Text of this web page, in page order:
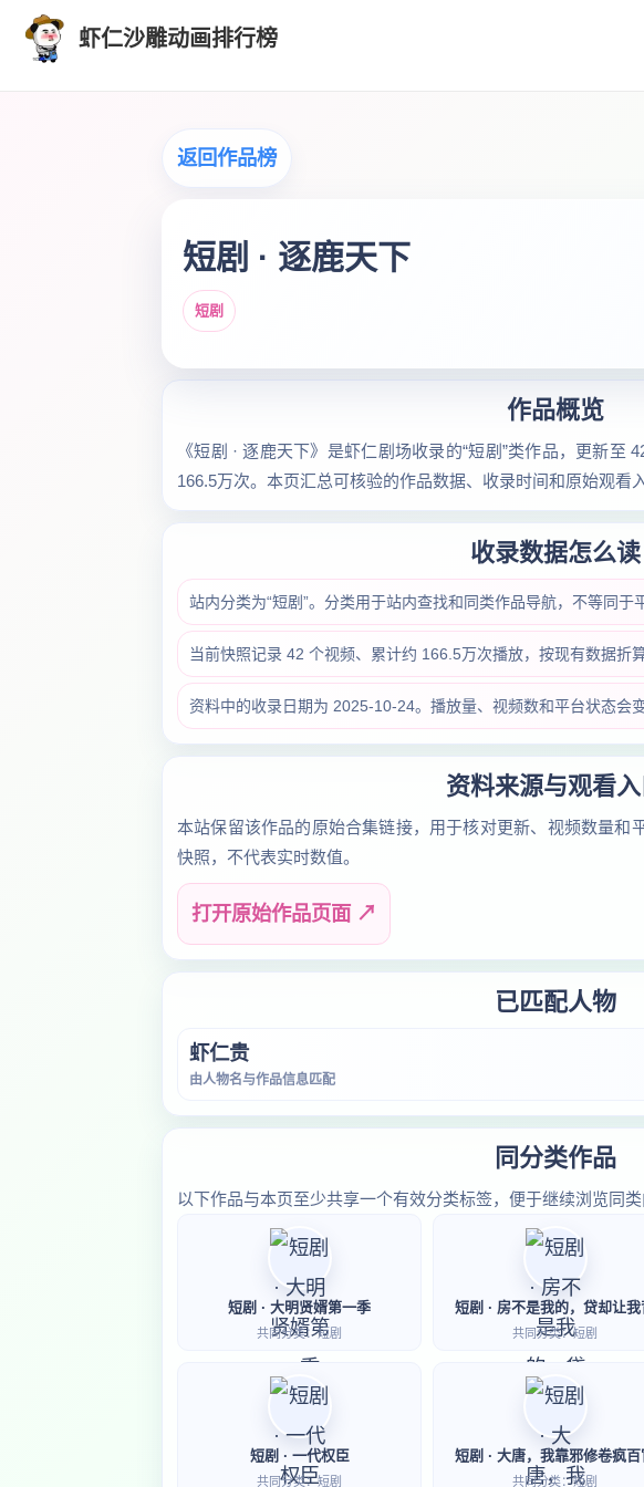
虾仁沙雕动画排行榜
返回作品榜
短剧 · 逐鹿天下
短剧
作品概览
《短剧 · 逐鹿天下》是虾仁剧场收录的“短剧”类作品，更新至
166.5万次。本页汇总可核验的作品数据、收录时间和原始观看入
收录数据怎么读
站内分类为“短剧”。分类用于站内查找和同类作品导航，不等同于
当前快照记录 42 个视频、累计约 166.5万次播放，按现有数据折
资料中的收录日期为 2025-10-24。播放量、视频数和平台状态会
资料来源与观看入
本站保留该作品的原始合集链接，用于核对更新、视频数量和
快照，不代表实时数值。
打开原始作品页面 ↗
已匹配人物
虾仁贵
由人物名与作品信息匹配
同分类作品
以下作品与本页至少共享一个有效分类标签，便于继续浏览同类
短剧 · 大明贤婿第一季
共同分类：短剧
短剧 · 房不是我的，贷却让我
共同分类：短剧
短剧 · 一代权臣
共同分类：短剧
短剧 · 大唐，我靠邪修卷疯百
共同分类：短剧